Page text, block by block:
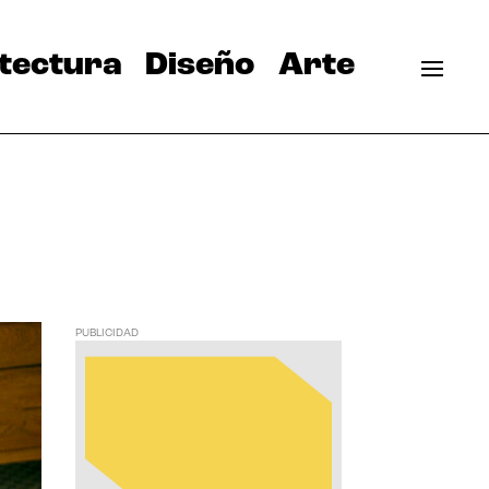
Diseño Arte
PUBLICIDAD